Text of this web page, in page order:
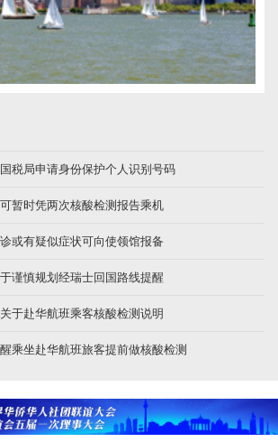
税局申请身份保护个人识别号码
暂时凭两次核酸检测报告乘机
或有疑似症状可向使领馆报备
谨慎规划经瑞士回国路线提醒
于赴华航班乘客核酸检测说明
乘坐赴华航班旅客提前做核酸检测